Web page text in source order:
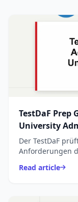
TestDaF Prep
University
Der TestDaF
Anforderungen
Read article